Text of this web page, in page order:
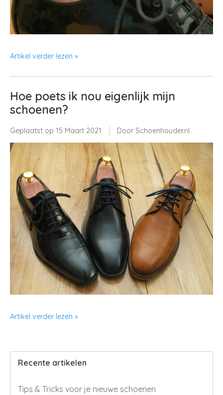
Artikel verder lezen »
Hoe poets ik nou eigenlijk mijn
schoenen?
Geplaatst op 15 Maart 2021 Door Schoenhouder.nl
Artikel verder lezen »
Recente artikelen
Tips & Tricks voor je nieuwe schoenen